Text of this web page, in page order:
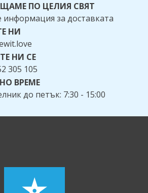
ПО ЦЕЛИЯ СВЯТ
информация за доставката
НИ
НИ СЕ
305 105
ВРЕМЕ
до петък: 7:30 - 15:00